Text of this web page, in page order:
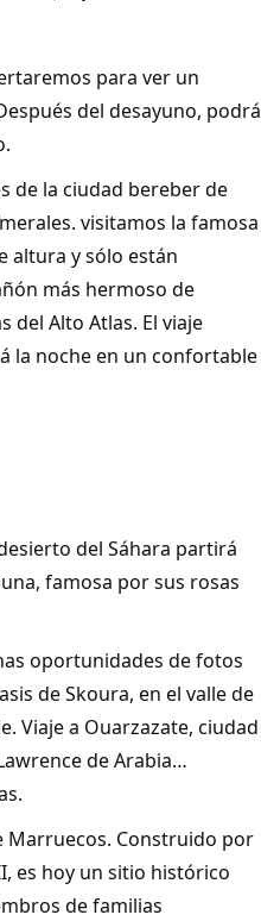
para ver un
del desayuno, podrá
de la ciudad bereber de
visitamos la famosa
altura y sólo están
más hermoso de
del Alto Atlas. El viaje
la noche en un confortable
del Sáhara partirá
famosa por sus rosas
oportunidades de fotos
de Skoura, en el valle de
Viaje a Ouarzazate, ciudad
de Arabia…
Marruecos. Construido por
es hoy un sitio histórico
de familias